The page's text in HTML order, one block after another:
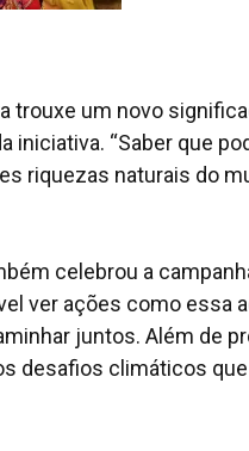
trouxe um novo
iniciativa. “Saber que
riquezas naturais do
celebrou a
ver ações como essa
juntos. Além de
desafios climáticos